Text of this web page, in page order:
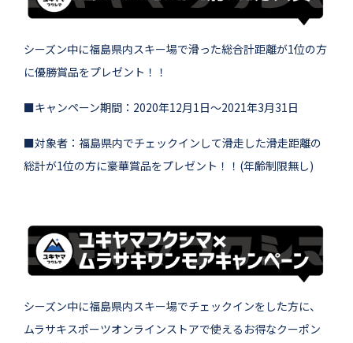
シーズン中に福島県内スキー場で滑った総合計距離が1位の方
に優勝賞品をプレゼント！！
■キャンペーン期間：2020年12月1日～2021年3月31日
■対象者：福島県内でチェックインして滑走した滑走距離の
総計が1位の方に豪華賞品をプレゼント！！(年齢制限無し)
シーズン中に福島県内スキー場でチェックインをした方に、
ムラサキスポーツオンラインストアで使えるお得なクーポン